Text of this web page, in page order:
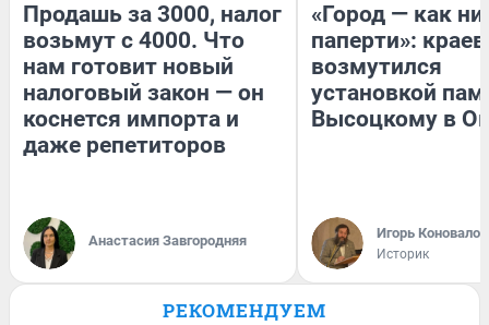
Продашь за 3000, налог
возьмут с 4000. Что
нам готовит новый
налоговый закон — он
коснется импорта и
даже репетиторов
Анастасия Завгородняя
«Город — как
паперти»:
возмутился
установкой
Высоцкому в
Игорь Коновалов
Историк
РЕКОМЕНДУЕМ